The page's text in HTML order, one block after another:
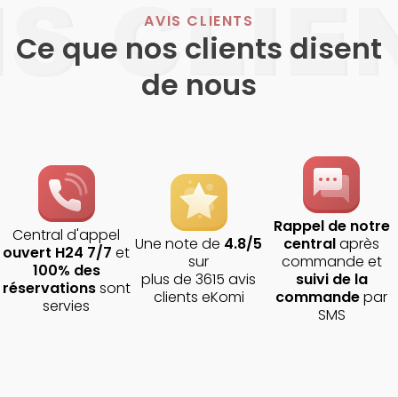
AVIS CLIENTS
Ce que nos clients disent
de nous
Central d'appel
ouvert H24 7/7 et
100% des
réservationssont
servies
Une note de 4.8/5
sur
plus de 3615 avis
clients eKomi
Rappel de notre
centralaprès
commande et
suivi de la
commandepar
SMS